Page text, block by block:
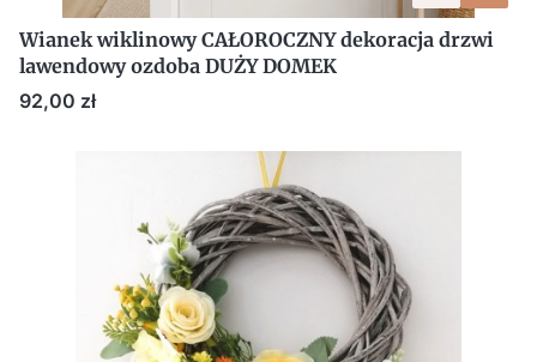
Wianek wiklinowy CAŁOROCZNY dekoracja drzwi
lawendowy ozdoba DUŻY DOMEK
Cena
92,00 zł